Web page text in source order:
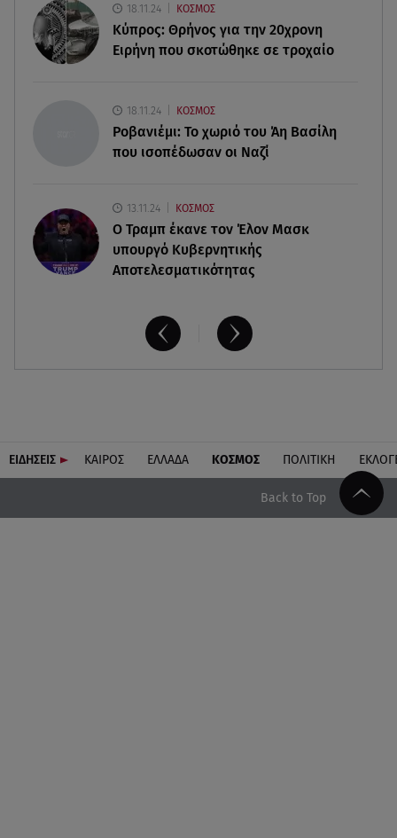
10.08.26 , 18:11
Το προσωπικό «αντίο» της Μάρας Ζαχαρέα στον
Στέλιο Ράμφο
Μαριαλένα Ρουμελιώτη: Θηλάζει τον 2 μηνών γιο
της στην παραλία
18.11.24 ΚΟΣΜΟΣ
Κύπρος: Θρήνος για την 20χρονη
Ειρήνη που σκοτώθηκε σε τροχαίο
18.11.24 ΚΟΣΜΟΣ
Ροβανιέμι: Το χωριό του Άη Βασίλη
που ισοπέδωσαν οι Ναζί
13.11.24 ΚΟΣΜΟΣ
O Τραμπ έκανε τον Έλον Μασκ
υπουργό Κυβερνητικής
Αποτελεσματικότητας
ΕΙΔΗΣΕΙΣ ΚΑΙΡΟΣ ΕΛΛΑΔΑ ΚΟΣΜΟΣ ΠΟΛΙΤΙΚΗ
Back to Top